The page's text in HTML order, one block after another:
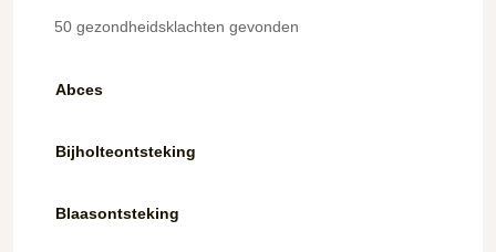
50 gezondheidsklachten gevonden
Abces
Bijholteontsteking
Blaasontsteking